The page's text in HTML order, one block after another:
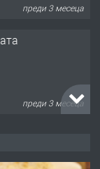
преди 3 месеца
преди 3 месеца